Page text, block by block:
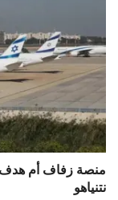
منصة زفاف أم هدف
نتنياهو